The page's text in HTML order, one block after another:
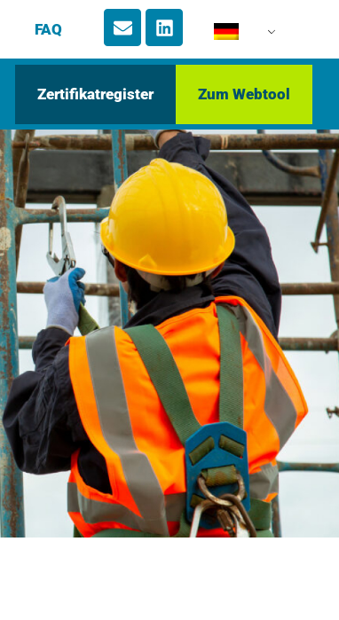
FAQ
Zertifikatregister Zum Webtool